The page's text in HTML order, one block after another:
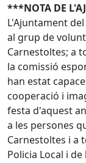
***NOTA DE
L'Ajuntament
al grup de
Carnestoltes; a
la comissió
han estat
cooperació i
festa d'aquest
a les persones
Carnestoltes i a
Policia Local i